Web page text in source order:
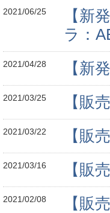
2021/06/25
【新
ラ：
2021/04/28 【新
2021/03/25 【販
2021/03/22 【販
2021/03/16 【販
2021/02/08 【販